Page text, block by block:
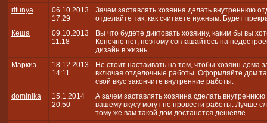
ritunya
06.10.2013
17:29
Зачем заставлять хозяина делать внутреннюю
отделайте так, как считаете нужным. Будет
Кеша
09.10.2013
11:18
Вы что будете диктовать хозяину, каким бы вы
Конечно нет, поэтому соглашайтесь на
дизайн в жизнь.
Маркиз
18.12.2013
14:11
Не стоит настаивать на том, чтобы хозяин дома
включая отделочные работы. Оформляйте дом
свой вкус закончите внутренние работы.
dominika
15.1.2014
20:50
А зачем заставлять хозяина сделать
вашему вкусу могут не провести работы. Лучше
тому же вам такой дом достанется дешевле.